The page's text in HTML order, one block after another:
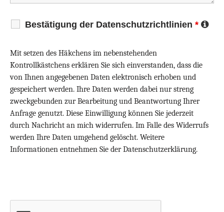
Bestätigung der Datenschutzrichtlinien *
Mit setzen des Häkchens im nebenstehenden
Kontrollkästchens erklären Sie sich einverstanden, dass die
von Ihnen angegebenen Daten elektronisch erhoben und
gespeichert werden. Ihre Daten werden dabei nur streng
zweckgebunden zur Bearbeitung und Beantwortung Ihrer
Anfrage genutzt. Diese Einwilligung können Sie jederzeit
durch Nachricht an mich widerrufen. Im Falle des Widerrufs
werden Ihre Daten umgehend gelöscht. Weitere
Informationen entnehmen Sie der Datenschutzerklärung.